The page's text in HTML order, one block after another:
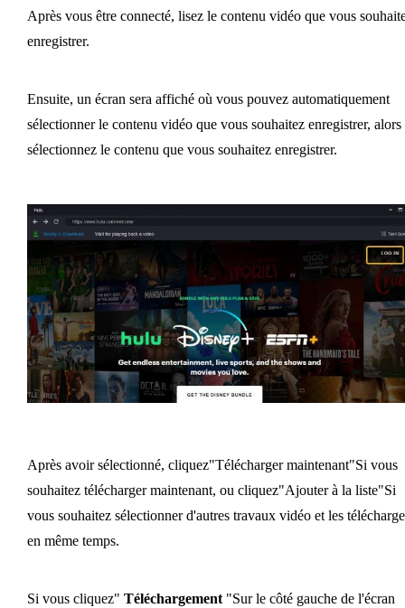
Après vous être connecté, lisez le contenu vidéo que vous
enregistrer.
Ensuite, un écran sera affiché où vous pouvez automatiquement
sélectionner le contenu vidéo que vous souhaitez enregistrer, alors
sélectionnez le contenu que vous souhaitez enregistrer.
Après avoir sélectionné, cliquez"Télécharger maintenant"Si vous
souhaitez télécharger maintenant, ou cliquez"Ajouter à la liste"Si
vous souhaitez sélectionner d'autres travaux vidéo et les
en même temps.
Si vous cliquez" Téléchargement "Sur le côté gauche de l'écran